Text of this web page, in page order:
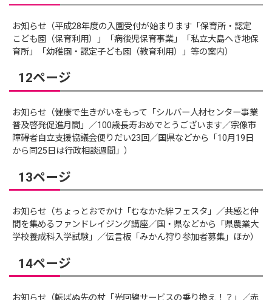
お知らせ（平成28年度の入園受付が始まります「保育所・認定
こども園（保育利用）」「病後児保育事業」「私立大島へき地保
育所」「幼稚園・認定子ども園（教育利用）」等の案内）
12ページ
お知らせ（健康で生きがいをもって「シルバー人材センター事業
普及啓発促進月間」／100歳長寿おめでとうございます／宗像市
障碍者自立支援協議会便りだい23回／国県などから「10月19日
から同25日は行政相談週間」）
13ページ
お知らせ（ちょっとおでかけ「むなかた絆フェスタ」／共感と仲
間を集めるファンドレイジング講座／国・県などから「県農業大
学校養成科入学試験」／伝言板「みかん狩り参加者募集」ほか）
14ページ